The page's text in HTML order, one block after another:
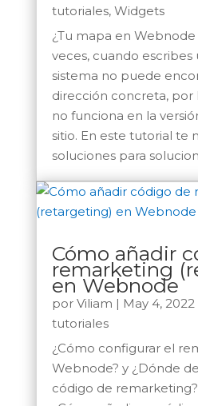
tutoriales, Widgets
¿Tu mapa en
veces, cuando escribes
sistema no puede
dirección concreta, por
no funciona en la
sitio. En este tutorial te
soluciones para
Cómo añadir
remarketing
en Webnode
por Viliam | May 4, 2022
tutoriales
¿Cómo configurar el
Webnode? y ¿Dónde
código de